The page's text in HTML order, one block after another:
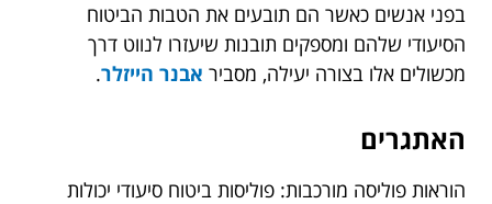
בפני אנשים כאשר הם תובעים את הטבות הביטוח
הסיעודי שלהם ומספקים תובנות שיעזרו לנווט דרך
מכשולים אלו בצורה יעילה, מסביר אבנר הייזלר.
האתגרים
הוראות פוליסה מורכבות: פוליסות ביטוח סיעודי יכולות